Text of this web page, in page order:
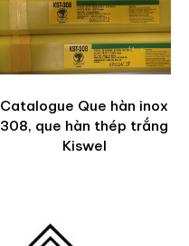
Catalogue Que hàn inox
308, que hàn thép trắng
Kiswel